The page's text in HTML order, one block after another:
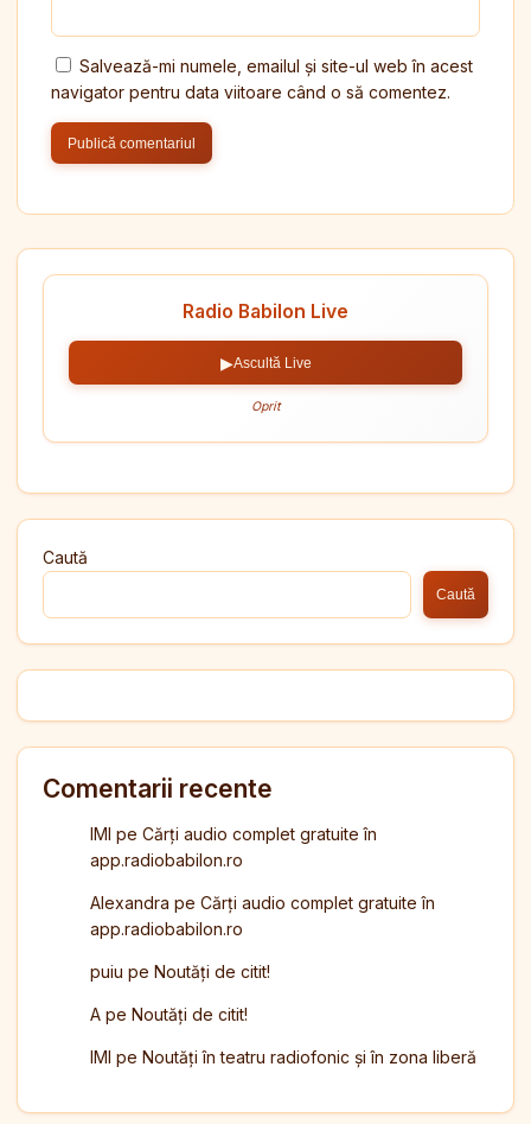
Salvează-mi numele, emailul și site-ul web în acest
navigator pentru data viitoare când o să comentez.
Radio Babilon Live
▶Ascultă Live
Oprit
Caută
Caută
Comentarii recente
IMI pe Cărți audio complet gratuite în
app.radiobabilon.ro
Alexandra pe Cărți audio complet gratuite în
app.radiobabilon.ro
puiu pe Noutăți de citit!
A pe Noutăți de citit!
IMI pe Noutăți în teatru radiofonic și în zona liberă